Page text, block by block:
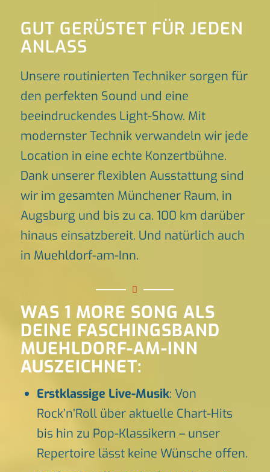
GUT GERÜSTET FÜR JEDEN
ANLASS
Unsere routinierten Techniker sorgen für
den perfekten Sound und eine
beeindruckendes Light-Show. Mit
modernster Technik verwandeln wir jede
Location in eine echte Konzertbühne.
Dank unserer flexiblen Ausstattung sind
wir im gesamten Münchener Raum, in
Augsburg und bis zu ca. 100 km darüber
hinaus einsatzbereit. Und natürlich auch
in Muehldorf-am-Inn.
WAS 1 MORE SONG ALS
DEINE FASCHINGSBAND
MUEHLDORF-AM-INN
AUSZEICHNET:
Erstklassige Live-Musik: Von
Rock’n’Roll über aktuelle Chart-Hits
bis hin zu Pop-Klassikern – unser
Repertoire lässt keine Wünsche offen.